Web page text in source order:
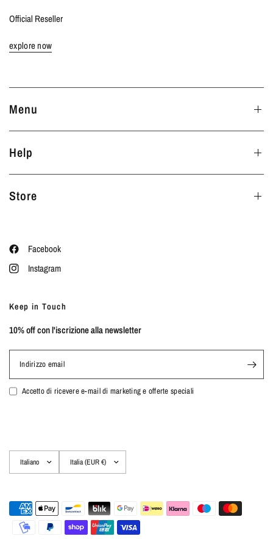
Official Reseller
explore now
Menu
Help
Store
Facebook
Instagram
Keep in Touch
10% off con l'iscrizione alla newsletter
Indirizzo email
Accetto di ricevere e-mail di marketing e offerte speciali
paese/area
paese/area